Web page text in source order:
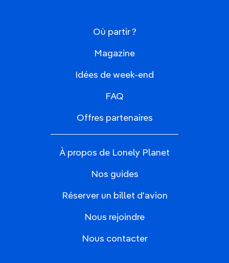
Où partir ?
Magazine
Idées de week-end
FAQ
Offres partenaires
À propos de Lonely Planet
Nos guides
Réserver un billet d'avion
Nous rejoindre
Nous contacter